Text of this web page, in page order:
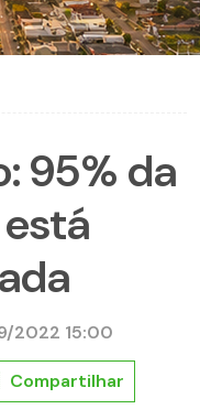
95% da
2022 15:00
Compartilhar